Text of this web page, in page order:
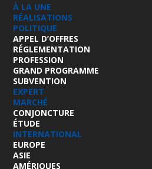
À LA UNE
RÉALISATIONS
POLITIQUE
APPEL D’OFFRES
RÉGLEMENTATION
PROFESSION
GRAND PROGRAMME
SUBVENTION
EXPERT
MARCHÉ
CONJONCTURE
ÉTUDE
INTERNATIONAL
EUROPE
ASIE
AMÉRIQUES